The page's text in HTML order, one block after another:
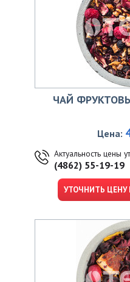
ЧАЙ
Цена:
Актуальность цены
(4862) 55-19-19
УТОЧНИТЬ ЦЕНУ